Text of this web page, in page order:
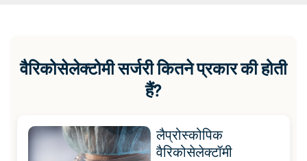
वैरिकोसेलेक्टोमी सर्जरी कितने प्रकार की होती
हैं?
लैप्रोस्कोपिक
वैरिकोसेलेक्टॉमी